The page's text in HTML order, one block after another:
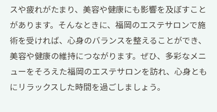
スや疲れがたまり、美容や健康にも影響を及ぼすこと
があります。そんなときに、福岡のエステサロンで施
術を受ければ、心身のバランスを整えることができ、
美容や健康の維持につながります。ぜひ、多彩なメニ
ューをそろえた福岡のエステサロンを訪れ、心身とも
にリラックスした時間を過ごしましょう。